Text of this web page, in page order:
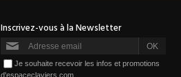
Je souhaite recevoir les infos et promotions
d'espaceclaviers.com